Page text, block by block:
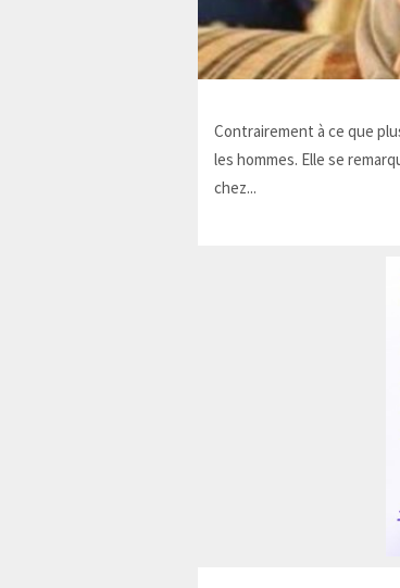
Contrairement à ce que
les hommes. Elle se
chez...